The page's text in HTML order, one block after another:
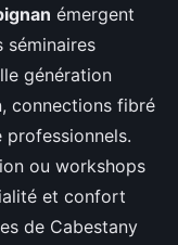
émergent
génération
connections fibré
ou workshops
et confort
de Cabestany